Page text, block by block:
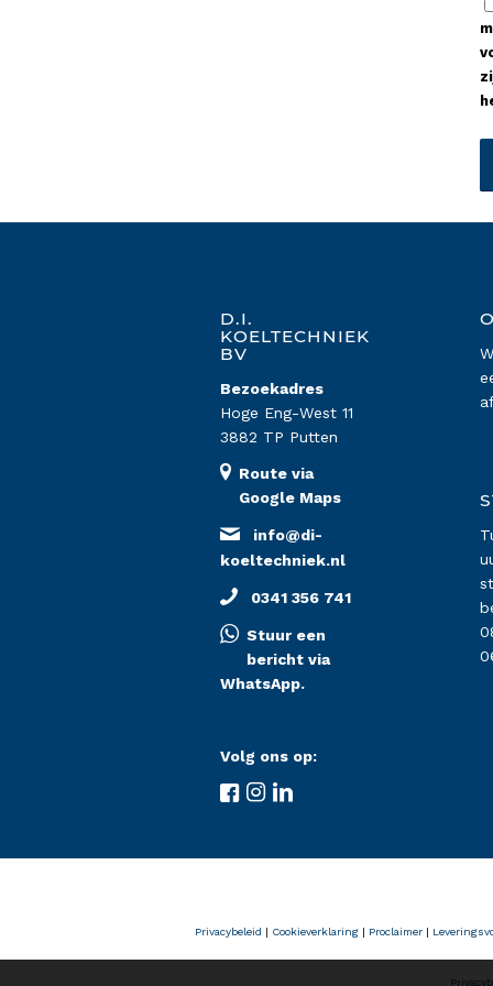
D.I.
KOELTECHNIEK
BV
Bezoekadres
Hoge Eng-West 11
3882 TP Putten
Route via
Google Maps
info@di-
koeltechniek.nl
0341 356 741
Stuur een
bericht via
WhatsApp.
Volg ons op:
Privacybeleid | Cookieverklaring| Proclaimer|